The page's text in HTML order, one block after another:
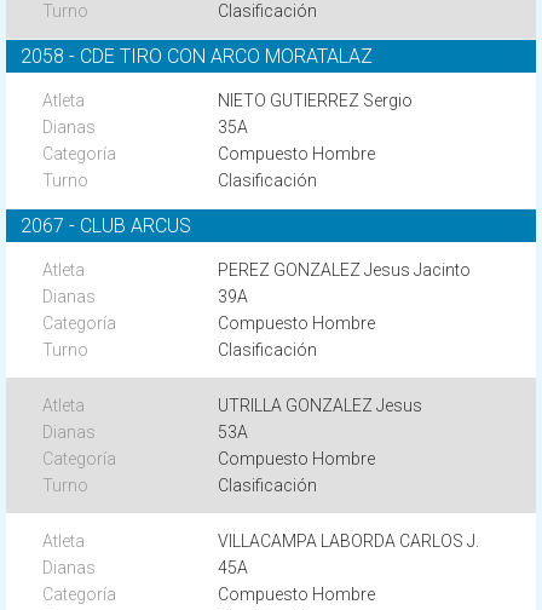
Clasificación
2058 - CDE TIRO CON ARCO MORATALAZ
NIETO GUTIERREZ Sergio
35A
Compuesto Hombre
Clasificación
2067 - CLUB ARCUS
PEREZ GONZALEZ Jesus Jacinto
39A
Compuesto Hombre
Clasificación
UTRILLA GONZALEZ Jesus
53A
Compuesto Hombre
Clasificación
VILLACAMPA LABORDA CARLOS J.
45A
Compuesto Hombre